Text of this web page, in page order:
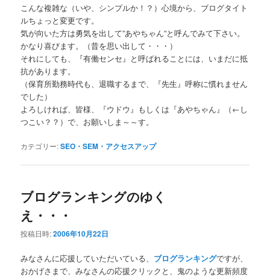
こんな複雑な（いや、シンプルか！？）心境から、ブログタイト
ルちょっと変更です。
気が向いた方は勇気を出して”あやちゃん”と呼んでみて下さい。
かなり喜びます。（昔を思い出して・・・）
それにしても、『有働センセ』と呼ばれることには、いまだに抵
抗があります。
（保育所勤務時代も、退職するまで、『先生』呼称に慣れません
でした）
よろしければ、皆様、『ウドウ』もしくは『あやちゃん』（←し
つこい？？）で、お願いしま～～す。
カテゴリー:SEO・SEM・アクセスアップ
ブログランキングのゆく
え・・・
投稿日時:2006年10月22日
みなさんに応援していただいている、 ブログランキングですが、
おかげさまで、みなさんの応援クリックと、鬼のような更新頻度